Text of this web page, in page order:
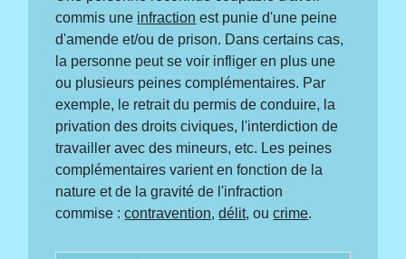
commis une infraction est punie d'une peine
d'amende et/ou de prison. Dans certains cas,
la personne peut se voir infliger en plus une
ou plusieurs peines complémentaires. Par
exemple, le retrait du permis de conduire, la
privation des droits civiques, l'interdiction de
travailler avec des mineurs, etc. Les peines
complémentaires varient en fonction de la
nature et de la gravité de l'infraction
commise :contravention,délit, oucrime.